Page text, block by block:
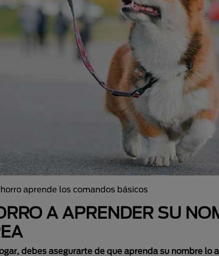
aprende los comandos básicos
A APRENDER SU
debes asegurarte de que aprenda su nombre lo